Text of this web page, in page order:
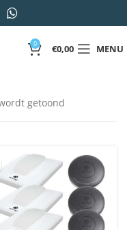
0 €0,00 MENU
getoond